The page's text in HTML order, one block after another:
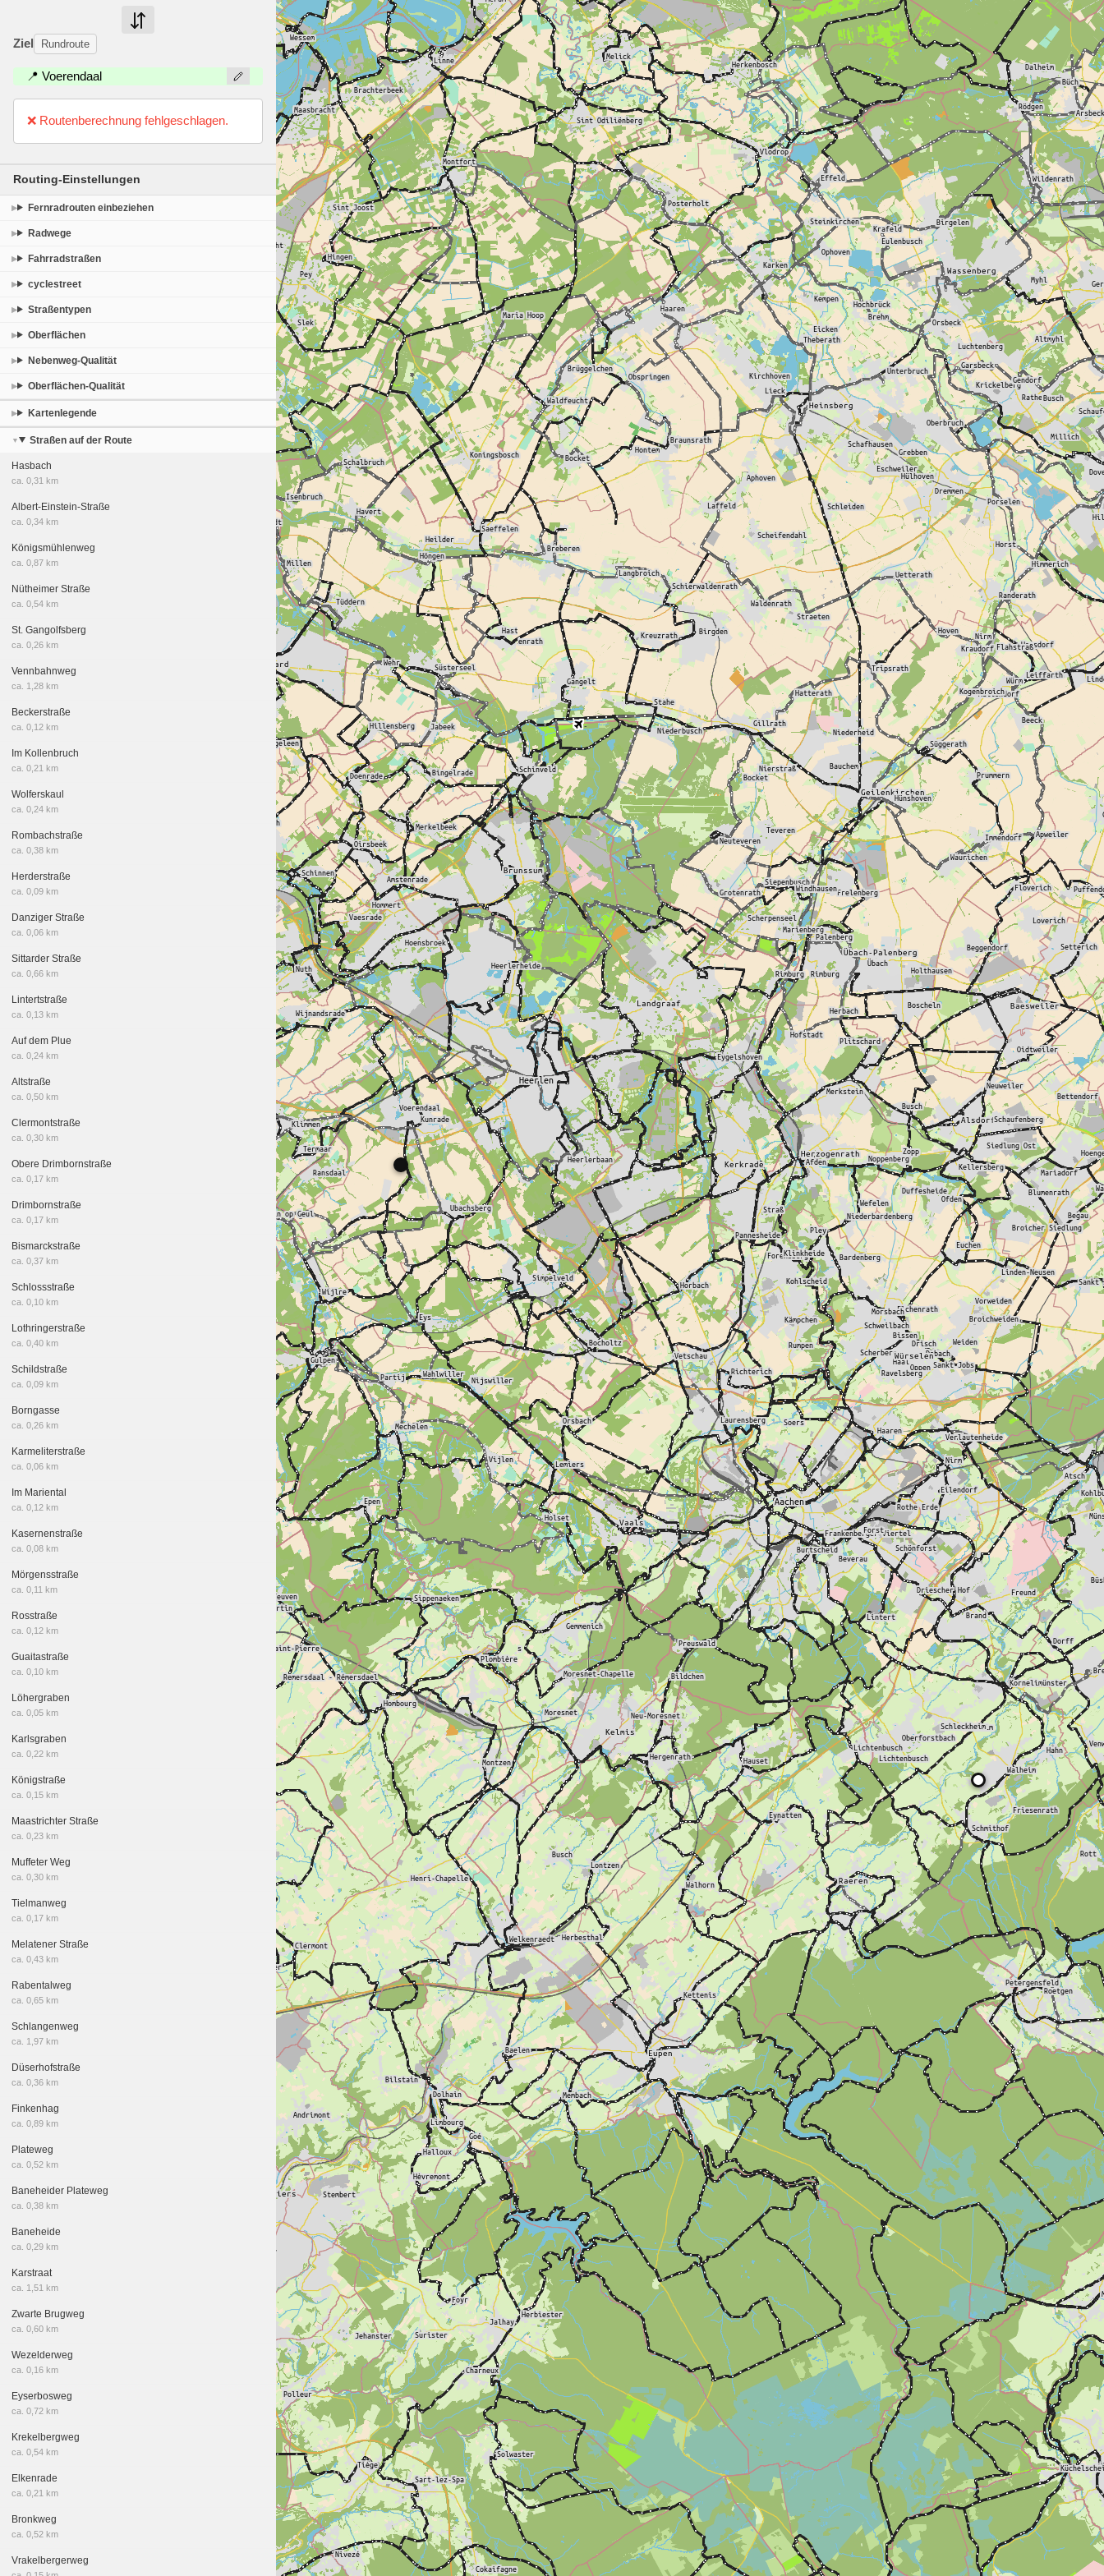
Ziel Rundroute
📍 Voerendaal
❌ Routenberechnung fehlgeschlagen.
Routing-Einstellungen
Fernradrouten einbeziehen
Radwege
Fahrradstraßen
cyclestreet
Straßentypen
Oberflächen
Nebenweg-Qualität
Oberflächen-Qualität
Kartenlegende
Straßen auf der Route
Hasbach
ca. 0,31 km
Albert-Einstein-Straße
ca. 0,34 km
Königsmühlenweg
ca. 0,87 km
Nütheimer Straße
ca. 0,54 km
St. Gangolfsberg
ca. 0,26 km
Vennbahnweg
ca. 1,28 km
Beckerstraße
ca. 0,12 km
Im Kollenbruch
ca. 0,21 km
Wolferskaul
ca. 0,24 km
Rombachstraße
ca. 0,38 km
Herderstraße
ca. 0,09 km
Danziger Straße
ca. 0,06 km
Sittarder Straße
ca. 0,66 km
Lintertstraße
ca. 0,13 km
Auf dem Plue
ca. 0,24 km
Altstraße
ca. 0,50 km
Clermontstraße
ca. 0,30 km
Obere Drimbornstraße
ca. 0,17 km
Drimbornstraße
ca. 0,17 km
Bismarckstraße
ca. 0,37 km
Schlossstraße
ca. 0,10 km
Lothringerstraße
ca. 0,40 km
Schildstraße
ca. 0,09 km
Borngasse
ca. 0,26 km
Karmeliterstraße
ca. 0,06 km
Im Mariental
ca. 0,12 km
Kasernenstraße
ca. 0,08 km
Mörgensstraße
ca. 0,11 km
Rosstraße
ca. 0,12 km
Guaitastraße
ca. 0,10 km
Löhergraben
ca. 0,05 km
Karlsgraben
ca. 0,22 km
Königstraße
ca. 0,15 km
Maastrichter Straße
ca. 0,23 km
Muffeter Weg
ca. 0,30 km
Tielmanweg
ca. 0,17 km
Melatener Straße
ca. 0,43 km
Rabentalweg
ca. 0,65 km
Schlangenweg
ca. 1,97 km
Düserhofstraße
ca. 0,36 km
Finkenhag
ca. 0,89 km
Plateweg
ca. 0,52 km
Baneheider Plateweg
ca. 0,38 km
Baneheide
ca. 0,29 km
Karstraat
ca. 1,51 km
Zwarte Brugweg
ca. 0,60 km
Wezelderweg
ca. 0,16 km
Eyserbosweg
ca. 0,72 km
Krekelbergweg
ca. 0,54 km
Elkenrade
ca. 0,21 km
Bronkweg
ca. 0,52 km
Vrakelbergerweg